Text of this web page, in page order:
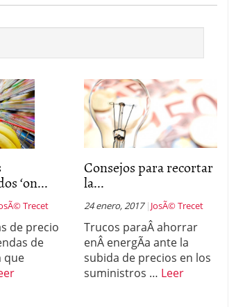
obligación que muchas empresas
tarde
20/07/2026
ventajas reales para pymes
cuando trabajas por cuenta propia
‘on...
Trecet
de precio
de
que
Consejos para recortar
la...
24 enero, 2017 JosÃ© Trecet
Trucos paraÂ ahorrar
enÂ energÃ­a ante la
subida de precios en los
suministros … Leer